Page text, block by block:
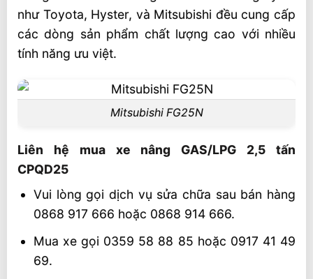
như Toyota, Hyster, và Mitsubishi đều cung cấp
các dòng sản phẩm chất lượng cao với nhiều
tính năng ưu việt.
Mitsubishi FG25N
Liên hệ mua xe nâng GAS/LPG 2,5 tấn
CPQD25
Vui lòng gọi dịch vụ sửa chữa sau bán hàng
0868 917 666 hoặc 0868 914 666.
Mua xe gọi 0359 58 88 85 hoặc 0917 41 49
69.